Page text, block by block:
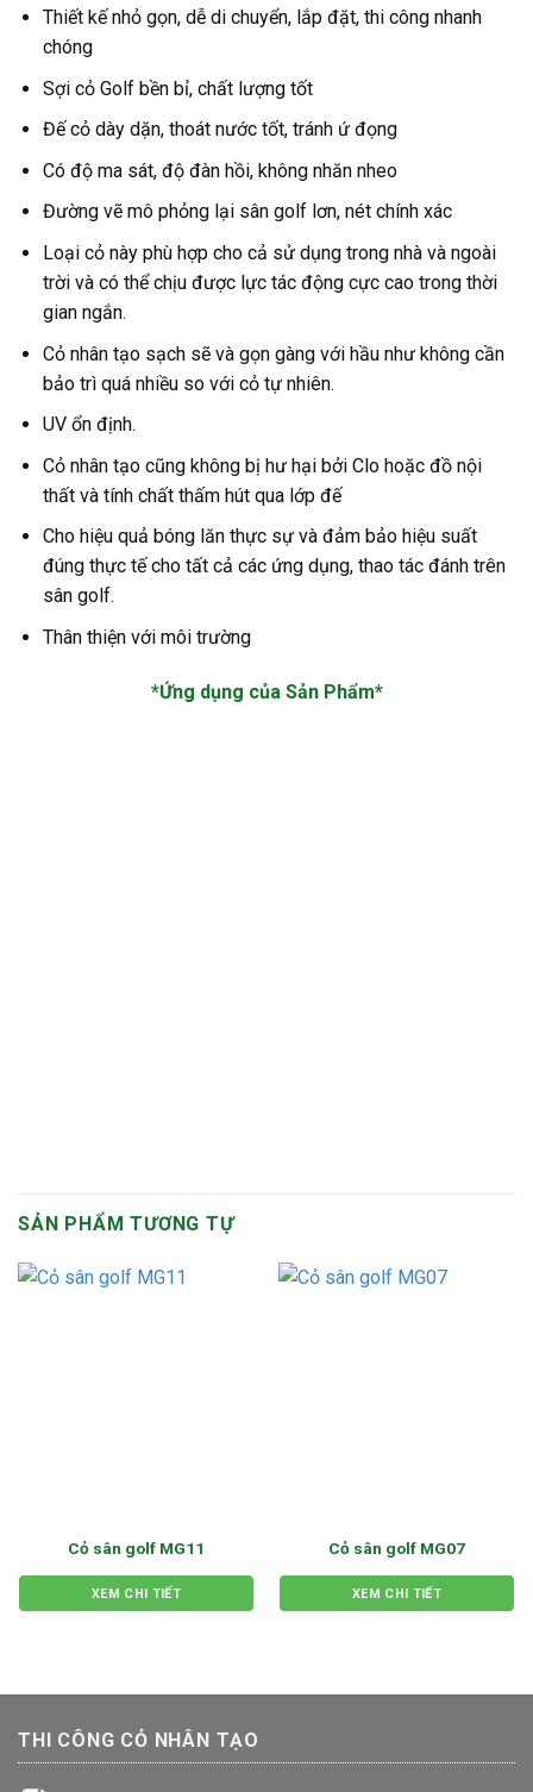
Thiết kế nhỏ gọn, dễ di chuyển, lắp đặt, thi công nhanh
chóng
Sợi cỏ Golf bền bỉ, chất lượng tốt
Đế cỏ dày dặn, thoát nước tốt, tránh ứ đọng
Có độ ma sát, độ đàn hồi, không nhăn nheo
Đường vẽ mô phỏng lại sân golf lơn, nét chính xác
Loại cỏ này phù hợp cho cả sử dụng trong nhà và ngoài
trời và có thể chịu được lực tác động cực cao trong thời
gian ngắn.
Cỏ nhân tạo sạch sẽ và gọn gàng với hầu như không cần
bảo trì quá nhiều so với cỏ tự nhiên.
UV ổn định.
Cỏ nhân tạo cũng không bị hư hại bởi Clo hoặc đồ nội
thất và tính chất thấm hút qua lớp đế
Cho hiệu quả bóng lăn thực sự và đảm bảo hiệu suất
đúng thực tế cho tất cả các ứng dụng, thao tác đánh trên
sân golf.
Thân thiện với môi trường
*Ứng dụng của Sản Phẩm*
SẢN PHẨM TƯƠNG TỰ
Cỏ sân golf MG11
XEM CHI TIẾT
Cỏ sân golf MG07
XEM CHI TIẾT
THI CÔNG CỎ NHÂN TẠO